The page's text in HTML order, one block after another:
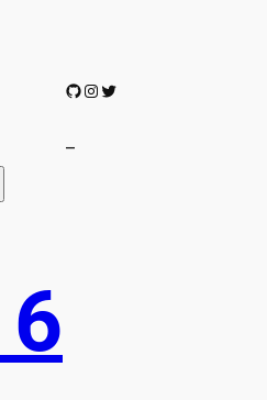
GitHub Instagram Twitter
–